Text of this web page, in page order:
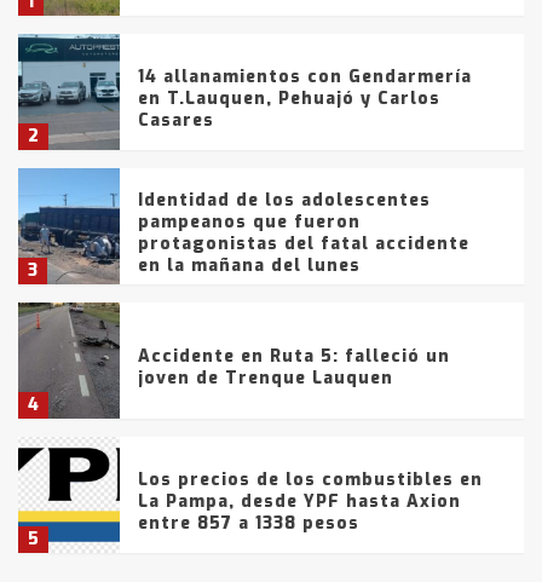
2
14 allanamientos con Gendarmería
en T.Lauquen, Pehuajó y Carlos
Casares
3
Identidad de los adolescentes
pampeanos que fueron
protagonistas del fatal accidente
en la mañana del lunes
4
Accidente en Ruta 5: falleció un
joven de Trenque Lauquen
5
Los precios de los combustibles en
La Pampa, desde YPF hasta Axion
entre 857 a 1338 pesos